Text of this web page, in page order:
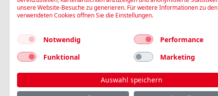
(Name, Geschlecht, Geburtsdatum,
Blutspende SRK Nordwestschweiz auf
Gesundheitsdaten) werden dabei nicht
Je suis d'accord
Réserver
unsere Website-Besuche zu generieren. Für weitere Informationen zu
verwendeten Cookies öffnen Sie die Einstellungen.
Notwendig
Performance
Funktional
Marketing
Auswahl speichern